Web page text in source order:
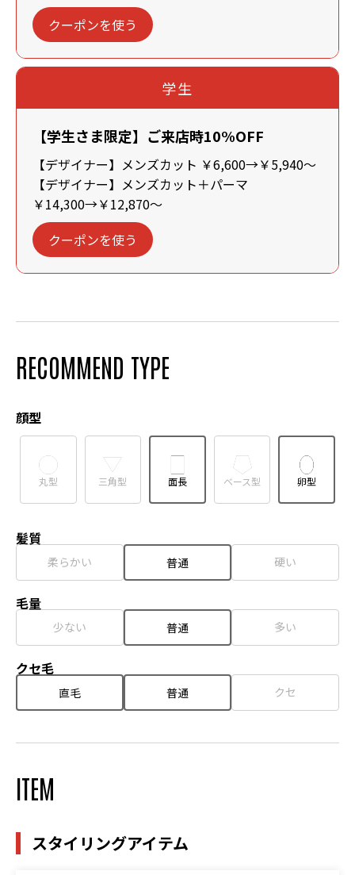
クーポンを使う
学生
【学生さま限定】ご来店時10%OFF
【デザイナー】メンズカット ￥6,600→￥5,940～
【デザイナー】メンズカット＋パーマ
￥14,300→￥12,870～
クーポンを使う
RECOMMEND TYPE
顔型
丸型 三角型 面長 ベース型 卵型
髪質
柔らかい 普通 硬い
毛量
少ない 普通 多い
クセ毛
直毛 普通 クセ
ITEM
スタイリングアイテム